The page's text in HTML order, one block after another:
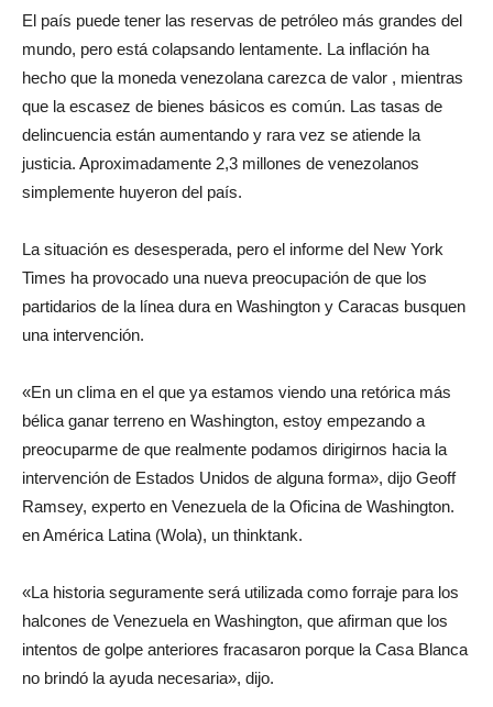
El país puede tener las reservas de petróleo más grandes del
mundo, pero está colapsando lentamente. La inflación ha
hecho que la moneda venezolana carezca de valor , mientras
que la escasez de bienes básicos es común. Las tasas de
delincuencia están aumentando y rara vez se atiende la
justicia. Aproximadamente 2,3 millones de venezolanos
simplemente huyeron del país.
La situación es desesperada, pero el informe del New York
Times ha provocado una nueva preocupación de que los
partidarios de la línea dura en Washington y Caracas busquen
una intervención.
«En un clima en el que ya estamos viendo una retórica más
bélica ganar terreno en Washington, estoy empezando a
preocuparme de que realmente podamos dirigirnos hacia la
intervención de Estados Unidos de alguna forma», dijo Geoff
Ramsey, experto en Venezuela de la Oficina de Washington.
en América Latina (Wola), un thinktank.
«La historia seguramente será utilizada como forraje para los
halcones de Venezuela en Washington, que afirman que los
intentos de golpe anteriores fracasaron porque la Casa Blanca
no brindó la ayuda necesaria», dijo.